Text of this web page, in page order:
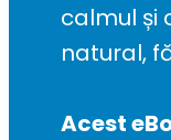
calmul și
natural,
Acest